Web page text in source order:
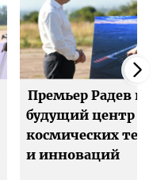
Премьер Радев
будущий центр
космических
и инноваций